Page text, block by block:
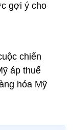
gợi ý cho
chiến
áp thuế
hóa Mỹ